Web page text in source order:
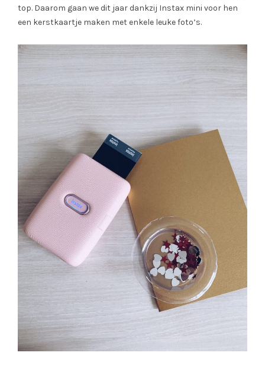
top. Daarom gaan we dit jaar dankzij Instax mini voor hen
een kerstkaartje maken met enkele leuke foto’s.